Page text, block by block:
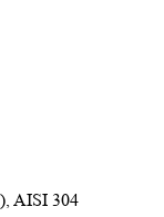
AISI 304